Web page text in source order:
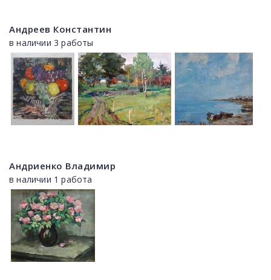
Андреев Константин
в наличии 3 работы
Андриенко Владимир
в наличии 1 работа